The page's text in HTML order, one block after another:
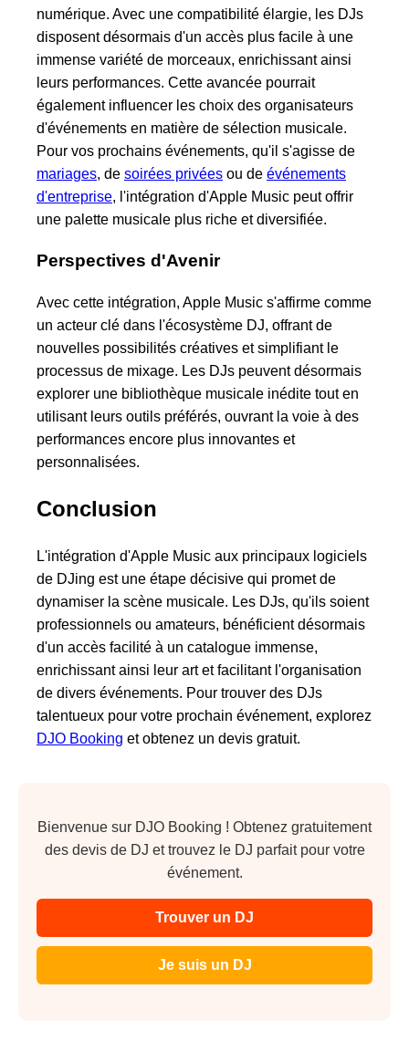
numérique. Avec une compatibilité élargie, les DJs
disposent désormais d'un accès plus facile à une
immense variété de morceaux, enrichissant ainsi
leurs performances. Cette avancée pourrait
également influencer les choix des organisateurs
d'événements en matière de sélection musicale.
Pour vos prochains événements, qu'il s'agisse de
mariages, de soirées privées ou de événements
d'entreprise, l'intégration d'Apple Music peut offrir
une palette musicale plus riche et diversifiée.
Perspectives d'Avenir
Avec cette intégration, Apple Music s'affirme comme
un acteur clé dans l'écosystème DJ, offrant de
nouvelles possibilités créatives et simplifiant le
processus de mixage. Les DJs peuvent désormais
explorer une bibliothèque musicale inédite tout en
utilisant leurs outils préférés, ouvrant la voie à des
performances encore plus innovantes et
personnalisées.
Conclusion
L'intégration d'Apple Music aux principaux logiciels
de DJing est une étape décisive qui promet de
dynamiser la scène musicale. Les DJs, qu'ils soient
professionnels ou amateurs, bénéficient désormais
d'un accès facilité à un catalogue immense,
enrichissant ainsi leur art et facilitant l'organisation
de divers événements. Pour trouver des DJs
talentueux pour votre prochain événement, explorez
DJO Booking et obtenez un devis gratuit.
Bienvenue sur DJO Booking ! Obtenez gratuitement
des devis de DJ et trouvez le DJ parfait pour votre
événement.
Trouver un DJ
Je suis un DJ